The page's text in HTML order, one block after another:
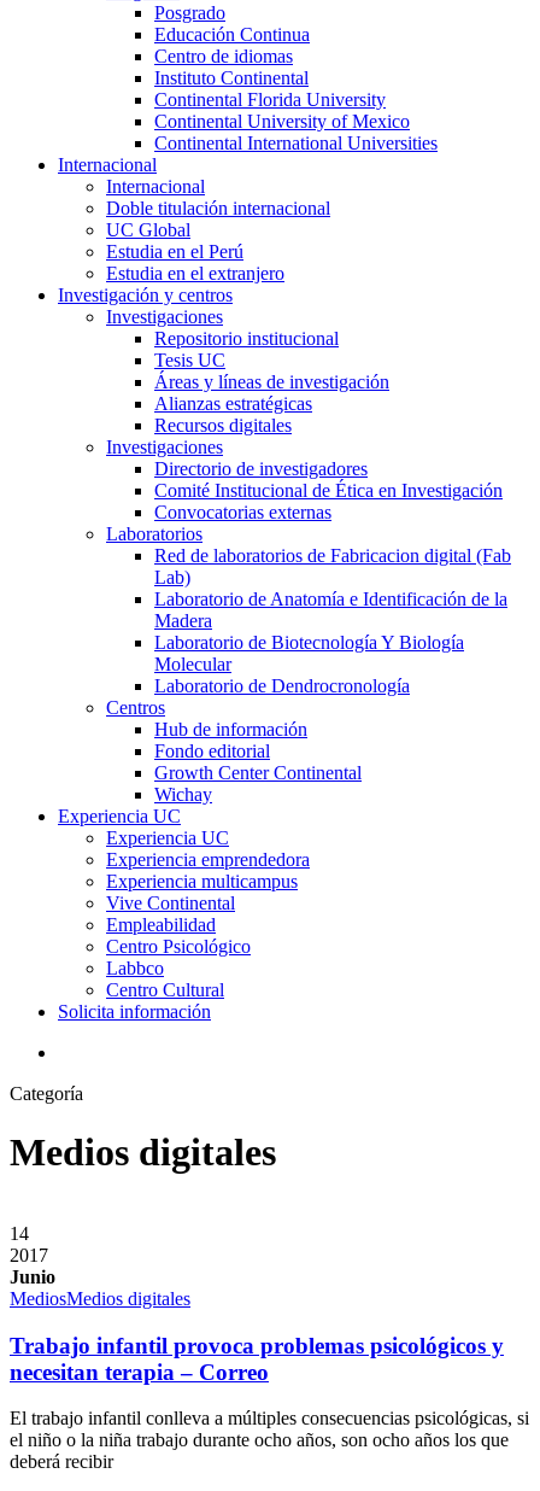
Posgrado
Educación Continua
Centro de idiomas
Instituto Continental
Continental Florida University
Continental University of Mexico
Continental International Universities
Internacional
Internacional
Doble titulación internacional
UC Global
Estudia en el Perú
Estudia en el extranjero
Investigación y centros
Investigaciones
Repositorio institucional
Tesis UC
Áreas y líneas de investigación
Alianzas estratégicas
Recursos digitales
Investigaciones
Directorio de investigadores
Comité Institucional de Ética en Investigación
Convocatorias externas
Laboratorios
Red de laboratorios de Fabricacion digital (Fab
Lab)
Laboratorio de Anatomía e Identificación de la
Madera
Laboratorio de Biotecnología Y Biología
Molecular
Laboratorio de Dendrocronología
Centros
Hub de información
Fondo editorial
Growth Center Continental
Wichay
Experiencia UC
Experiencia UC
Experiencia emprendedora
Experiencia multicampus
Vive Continental
Empleabilidad
Centro Psicológico
Labbco
Centro Cultural
Solicita información
Categoría
Medios digitales
14
2017
Junio
MediosMedios digitales
Trabajo infantil provoca problemas psicológicos y
necesitan terapia – Correo
El trabajo infantil conlleva a múltiples consecuencias psicológicas, si
el niño o la niña trabajo durante ocho años, son ocho años los que
deberá recibir